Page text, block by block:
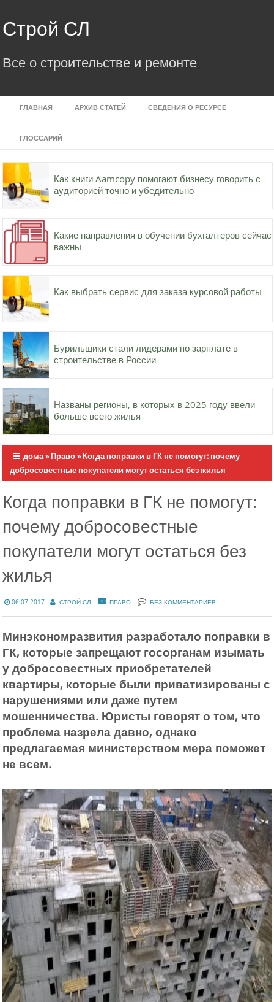
to
content
Строй СЛ
Все о строительстве и ремонте
ГЛАВНАЯ АРХИВ СТАТЕЙ СВЕДЕНИЯ О РЕСУРСЕ
ГЛОССАРИЙ
Как книги Aamcopy помогают бизнесу говорить с
аудиторией точно и убедительно
Какие направления в обучении бухгалтеров сейчас
важны
Как выбрать сервис для заказа курсовой работы
Бурильщики стали лидерами по зарплате в
строительстве в России
Названы регионы, в которых в 2025 году ввели
больше всего жилья
дома»Право»Когда поправки в ГК не помогут: почему
добросовестные покупатели могут остаться без жилья
Когда поправки в ГК не помогут:
почему добросовестные
покупатели могут остаться без
жилья
06.07.2017 СТРОЙ СЛ ПРАВО БЕЗ КОММЕНТАРИЕВ
Минэкономразвития разработало поправки в
ГК, которые запрещают госорганам изымать
у добросовестных приобретателей
квартиры, которые были приватизированы с
нарушениями или даже путем
мошенничества. Юристы говорят о том, что
проблема назрела давно, однако
предлагаемая министерством мера поможет
не всем.